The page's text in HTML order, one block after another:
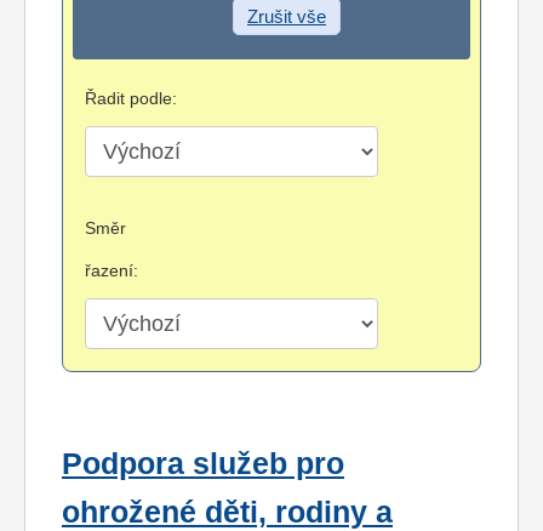
Zrušit vše
Řadit podle:
Směr
řazení:
Podpora služeb pro
ohrožené děti, rodiny a